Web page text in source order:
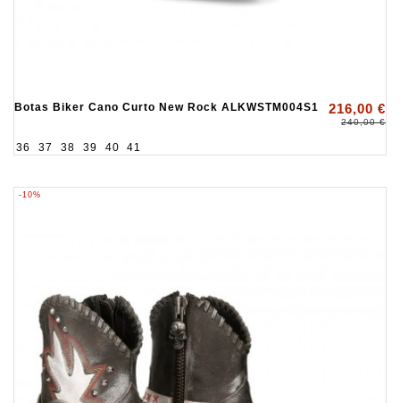
Botas Biker Cano Curto New Rock ALKWSTM004S1 216,00 €
240,00 €
36 37 38 39 40 41
-10%